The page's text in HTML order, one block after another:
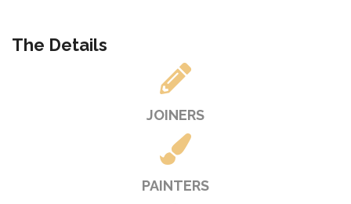
The Details
JOINERS
PAINTERS